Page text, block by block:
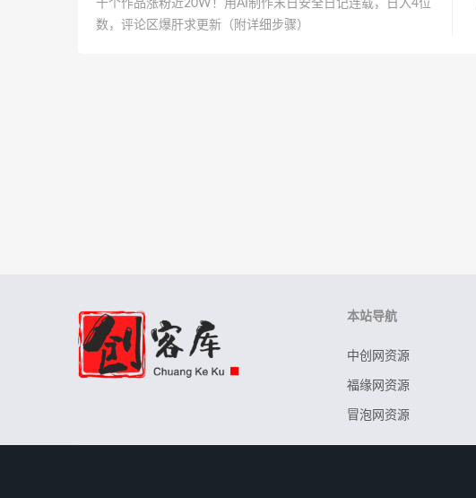
十个作品涨粉近20W！用AI制作末日安全日记连载，日入4位
数，评论区爆肝求更新（附详细步骤）
本站导航
中创网资源
福缘网资源
冒泡网资源